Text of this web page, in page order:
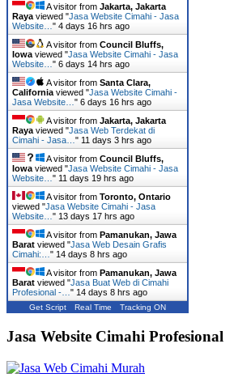
A visitor from Jakarta, Jakarta
Raya viewed "Jasa Website Cimahi - Jasa
Website… " 4 days 16 hrs ago
A visitor from Council Bluffs,
Iowa viewed "Jasa Website Cimahi - Jasa
Website… " 6 days 14 hrs ago
A visitor from Santa Clara,
California viewed "Jasa Website Cimahi -
Jasa Website… " 6 days 16 hrs ago
A visitor from Jakarta, Jakarta
Raya viewed "Jasa Web Terdekat di
Cimahi - Jasa… " 11 days 3 hrs ago
A visitor from Council Bluffs,
Iowa viewed "Jasa Website Cimahi - Jasa
Website… " 11 days 19 hrs ago
A visitor from Toronto, Ontario
viewed "Jasa Website Cimahi - Jasa
Website… " 13 days 17 hrs ago
A visitor from Pamanukan, Jawa
Barat viewed "Jasa Web Desain Grafis
Cimahi:… " 14 days 8 hrs ago
A visitor from Pamanukan, Jawa
Barat viewed "Jasa Buat Web di Cimahi
Profesional -… " 14 days 8 hrs ago
Get Script Real Time Tracking ON
Jasa Website Cimahi Profesional